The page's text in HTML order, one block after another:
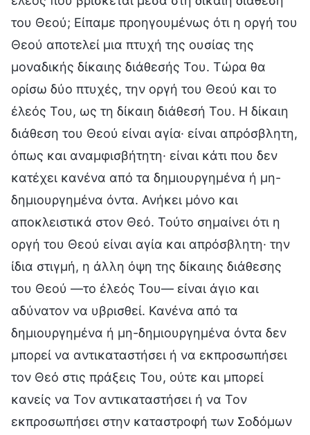
του Θεού; Είπαμε προηγουμένως ότι η οργή του
Θεού αποτελεί μια πτυχή της ουσίας της
μοναδικής δίκαιης διάθεσής Του. Τώρα θα
ορίσω δύο πτυχές, την οργή του Θεού και το
έλεός Του, ως τη δίκαιη διάθεσή Του. Η δίκαιη
διάθεση του Θεού είναι αγία· είναι απρόσβλητη,
όπως και αναμφισβήτητη· είναι κάτι που δεν
κατέχει κανένα από τα δημιουργημένα ή μη-
δημιουργημένα όντα. Ανήκει μόνο και
αποκλειστικά στον Θεό. Τούτο σημαίνει ότι η
οργή του Θεού είναι αγία και απρόσβλητη· την
ίδια στιγμή, η άλλη όψη της δίκαιης διάθεσης
του Θεού —το έλεός Του— είναι άγιο και
αδύνατον να υβρισθεί. Κανένα από τα
δημιουργημένα ή μη-δημιουργημένα όντα δεν
μπορεί να αντικαταστήσει ή να εκπροσωπήσει
τον Θεό στις πράξεις Του, ούτε και μπορεί
κανείς να Τον αντικαταστήσει ή να Τον
εκπροσωπήσει στην καταστροφή των Σοδόμων